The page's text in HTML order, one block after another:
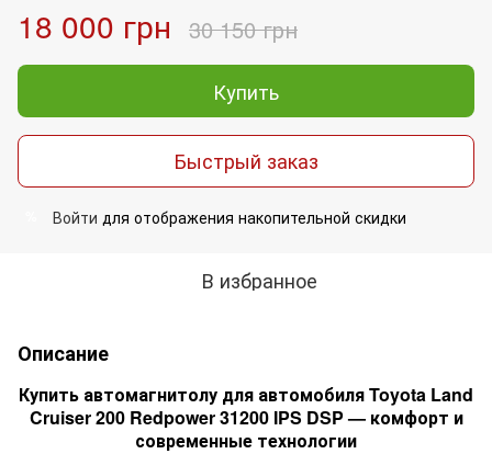
18 000 грн 30 150 грн
Купить
Быстрый заказ
Войти для отображения накопительной скидки
В избранное
Описание
Купить автомагнитолу для автомобиля Toyota Land
Cruiser 200 Redpower 31200 IPS DSP — комфорт и
современные технологии